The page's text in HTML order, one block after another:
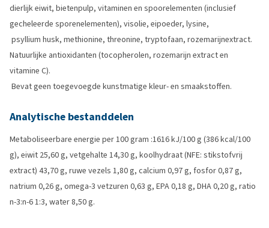
dierlijk eiwit, bietenpulp, vitaminen en spoorelementen (inclusief
gecheleerde sporenelementen), visolie, eipoeder, lysine,
psyllium husk, methionine, threonine, tryptofaan, rozemarijnextract.
Natuurlijke antioxidanten (tocopherolen, rozemarijn extract en
vitamine C).
Bevat geen toegevoegde kunstmatige kleur- en smaakstoffen.
Analytische bestanddelen
Metaboliseerbare energie per 100 gram :1616 kJ/100 g (386 kcal/100
g), eiwit 25,60 g, vetgehalte 14,30 g, koolhydraat (NFE: stikstofvrij
extract) 43,70 g, ruwe vezels 1,80 g, calcium 0,97 g, fosfor 0,87 g,
natrium 0,26 g, omega-3 vetzuren 0,63 g, EPA 0,18 g, DHA 0,20 g, ratio
n-3:n-6 1:3, water 8,50 g.